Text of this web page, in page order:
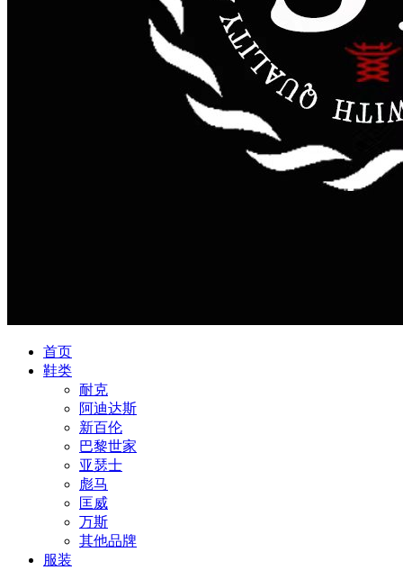
首页
鞋类
耐克
阿迪达斯
新百伦
巴黎世家
亚瑟士
彪马
匡威
万斯
其他品牌
服装